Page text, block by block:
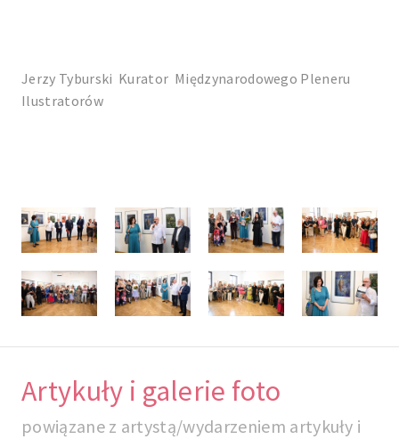
Jerzy Tyburski Kurator Międzynarodowego Pleneru
Ilustratorów
Artykuły i galerie foto
powiązane z artystą/wydarzeniem artykuły i